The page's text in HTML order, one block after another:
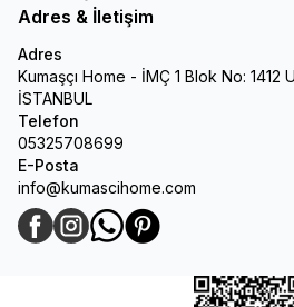
Adres & İletişim
Adres
Kumaşçı Home - İMÇ 1 Blok No: 1412
İSTANBUL
Telefon
05325708699
E-Posta
info@kumascihome.com
Facebook
InstagramWhatsApp
Pinterest